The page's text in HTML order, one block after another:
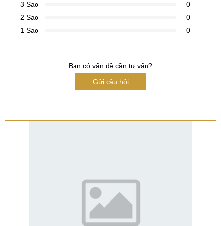
3 Sao
0
2 Sao
0
1 Sao
0
Bạn có vấn đề cần tư vấn?
Gửi câu hỏi